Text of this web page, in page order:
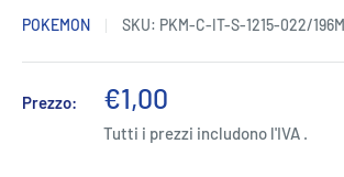
POKEMON SKU: PKM-C-IT-S-1215-022/196M
Prezzo:
Prezzo
scontato
€1,00
Tutti i prezzi includono l'IVA .